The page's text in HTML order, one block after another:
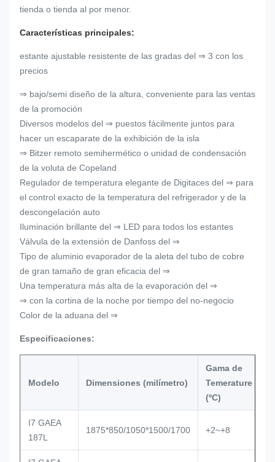
tienda o tienda al por menor.
Características principales:
estante ajustable resistente de las gradas del ⇒ 3 con los
precios
⇒ bajo/semi diseño de la altura, conveniente para las ventas
de la promoción
Diversos modelos del ⇒ puestos fácilmente juntos para
hacer un escaparate de la exhibición de la isla
⇒ Bitzer remoto semihermético o unidad de condensación
de la voluta de Copeland
Regulador de temperatura elegante de Digitaces del ⇒ para
el control exacto de la temperatura del refrigerador y de la
descongelación auto
Iluminación brillante del ⇒ LED para todos los estantes
Válvula de la extensión de Danfoss del ⇒
Tipo de aluminio evaporador de la aleta del tubo de cobre
de gran tamaño de gran eficacia del ⇒
Una temperatura más alta de la evaporación del ⇒
⇒ con la cortina de la noche por tiempo del no-negocio
Color de la aduana del ⇒
Especificaciones:
Modelo Dimensiones (milímetro)
Gama de
Temerature
(ºC)
I7 GAEA
187L
1875*850/1050*1500/1700 +2~+8